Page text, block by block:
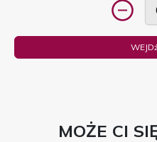
MOŻE CI